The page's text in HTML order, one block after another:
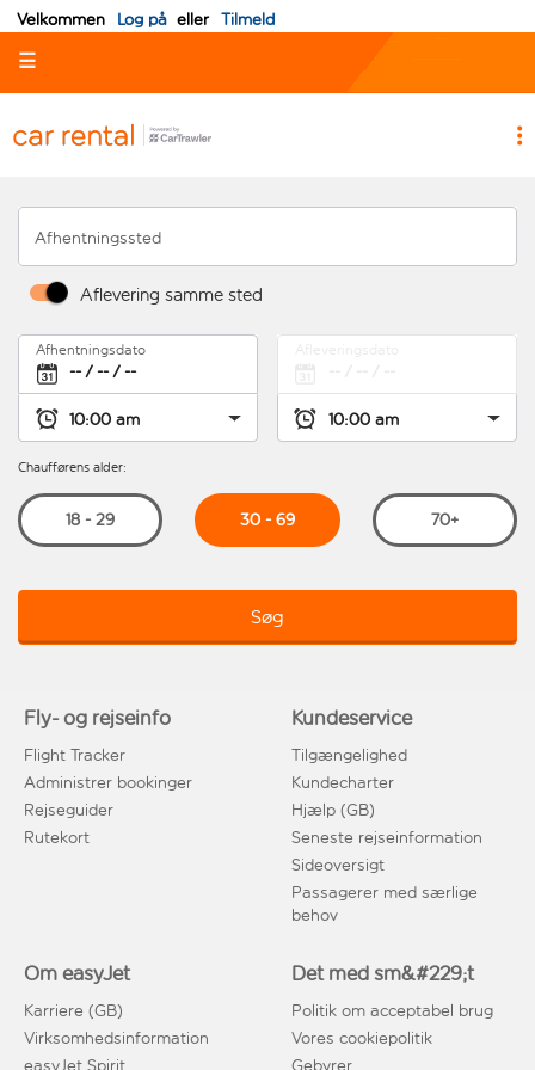
Velkommen Log på eller Tilmeld
☰
Afhentningssted
Aflevering samme sted
Afhentningsdato
Chaufførens alder:
18 - 29 30 - 69 70+
Søg
Fly- og rejseinfo
Flight Tracker
Administrer bookinger
Rejseguider
Rutekort
Kundeservice
Tilgængelighed
Kundecharter
Hjælp (GB)
Seneste rejseinformation
Sideoversigt
Passagerer med særlige
behov
Om easyJet
Karriere (GB)
Virksomhedsinformation
easyJet Spirit
Det med sm&#229;t
Politik om acceptabel brug
Vores cookiepolitik
Gebyrer